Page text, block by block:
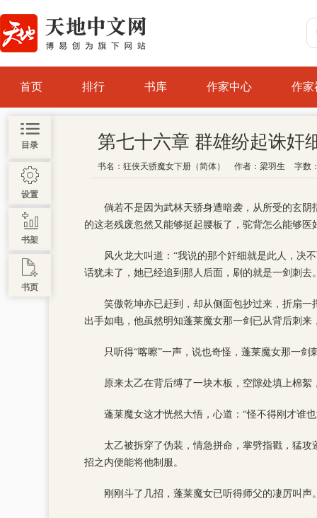
首页 排行 书库 作家中心 作家
目录
设置
书架
书页
第七十六章 群雄纷起诛奸
书名： 狂侠天骄魔女下册（简体） 作者： 梁羽生 字数
倘若不是因为武林天骄身遭暗袭，从所受的玄
的这老残废忽然又能够挺起腰板了，驼背怎么能够
风火龙大叫道：“我说的那个奸细就是此人，决
话犹未了，她已经追到那人后面，刷的就是一剑刺去
笑傲乾坤亦已赶到，却从侧面包抄过来，折扇
出手如电，他虽然明知蓬莱魔女那一剑已从背后刺来
只听得“喀嚓”一声，说也奇怪，蓬莱魔女那一
原来太乙在背后缚了一块木板，空隙处填上棉
蓬莱魔女这才恍然大悟，心道：“怪不得刚才谁
太乙被拆穿了伪装，情急拼命，掌劈指戳，猛
招之内便能将他制服。
刚刚斗了几招，蓬莱魔女已听得师父的凄厉叫